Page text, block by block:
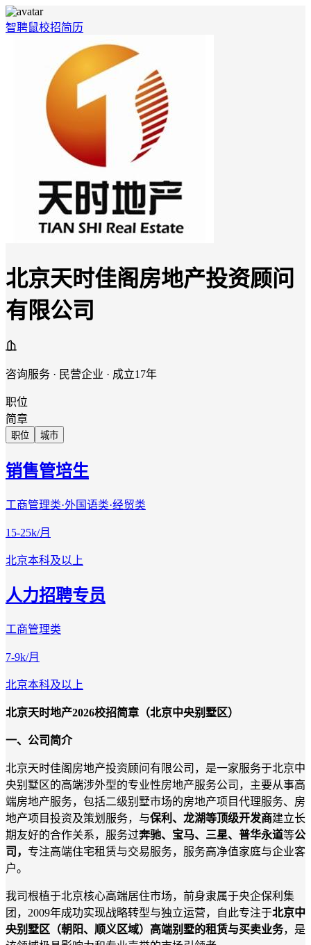
智聘鼠校招简历
北京天时佳阁房地产投资顾问
有限公司
咨询服务 · 民营企业 · 成立17年
职位
简章
职位 城市
销售管培生
工商管理类·外国语类·经贸类
15-25k/月
北京本科及以上
人力招聘专员
工商管理类
7-9k/月
北京本科及以上
北京天时地产2026校招简章 （北京中央别墅区）
一、公司简介
北京天时佳阁房地产投资顾问有限公司，是一家服务于北京中
央别墅区的高端涉外型的专业性房地产服务公司，主要从事高
端房地产服务，包括二级别墅市场的房地产项目代理服务、房
地产项目投资及策划服务，与保利、龙湖等顶级开发商建立长
期友好的合作关系，服务过奔驰、宝马、三星、普华永道等公
司， 专注高端住宅租赁与交易服务，服务高净值家庭与企业客
户。
我司根植于北京核心高端居住市场，前身隶属于央企保利集
团， 2009年成功实现战略转型与独立运营，自此专注于北京中
央别墅区（朝阳、 顺义 区域）高端别墅的租赁与买卖业务，是